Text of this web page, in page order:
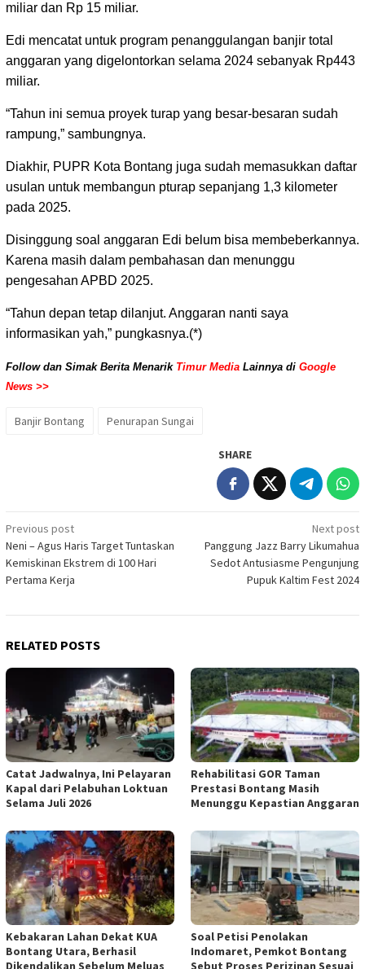
miliar dan Rp 15 miliar.
Edi mencatat untuk program penanggulangan banjir total
anggaran yang digelontorkan selama 2024 sebanyak Rp443
miliar.
“Tahun ini semua proyek turap yang besar-besaran sudah
rampung,” sambungnya.
Diakhir, PUPR Kota Bontang juga sudah memasukkan daftar
usulan untuk membangun pturap sepanjang 1,3 kilometer
pada 2025.
Disinggung soal anggaran Edi belum bisa membeberkannya.
Karena masih dalam pembahasan dan menunggu
pengesahan APBD 2025.
“Tahun depan tetap dilanjut. Anggaran nanti saya
informasikan yah,” pungkasnya.(*)
Follow dan Simak Berita Menarik Timur Media Lainnya di Google
News >>
Banjir Bontang Penurapan Sungai
SHARE
Post
navigation
Previous post
Neni – Agus Haris Target Tuntaskan
Kemiskinan Ekstrem di 100 Hari
Pertama Kerja
Next post
Panggung Jazz Barry Likumahua
Sedot Antusiasme Pengunjung
Pupuk Kaltim Fest 2024
RELATED POSTS
Catat Jadwalnya, Ini Pelayaran
Kapal dari Pelabuhan Loktuan
Selama Juli 2026
Rehabilitasi GOR Taman
Prestasi Bontang Masih
Menunggu Kepastian Anggaran
Kebakaran Lahan Dekat KUA
Bontang Utara, Berhasil
Dikendalikan Sebelum Meluas
Soal Petisi Penolakan
Indomaret, Pemkot Bontang
Sebut Proses Perizinan Sesuai